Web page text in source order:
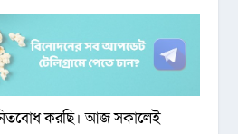
করছি। আজ সকালেই